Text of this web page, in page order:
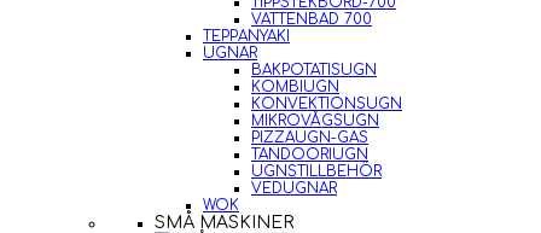
VATTENBAD 700
TEPPANYAKI
UGNAR
BAKPOTATISUGN
KOMBIUGN
KONVEKTIONSUGN
MIKROVÅGSUGN
PIZZAUGN-GAS
TANDOORIUGN
UGNSTILLBEHÖR
VEDUGNAR
WOK
SMÅ MASKINER